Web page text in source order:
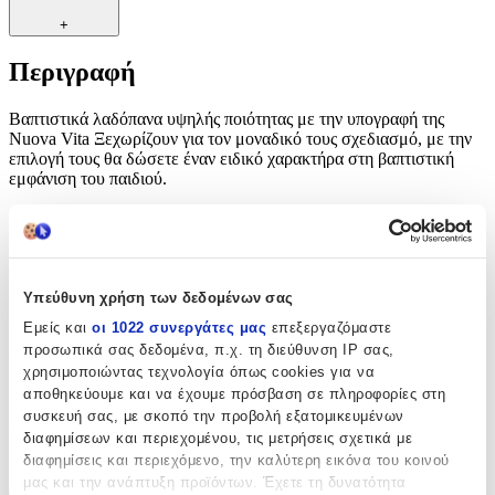
Υπεύθυνη χρήση των δεδομένων σας
Εμείς και οι 1022 συνεργάτες μας επεξεργαζόμαστε
προσωπικά σας δεδομένα, π.χ. τη διεύθυνση IP σας,
χρησιμοποιώντας τεχνολογία όπως cookies για να
αποθηκεύουμε και να έχουμε πρόσβαση σε πληροφορίες στη
συσκευή σας, με σκοπό την προβολή εξατομικευμένων
διαφημίσεων και περιεχομένου, τις μετρήσεις σχετικά με
διαφημίσεις και περιεχόμενο, την καλύτερη εικόνα του κοινού
μας και την ανάπτυξη προϊόντων. Έχετε τη δυνατότητα
+
Περιγραφή
Βαπτιστικά λαδόπανα υψηλής ποιότητας με την υπογραφή της
Nuova Vita Ξεχωρίζουν για τον μοναδικό τους σχεδιασμό, με την
επιλογή τους θα δώσετε έναν ειδικό χαρακτήρα στη βαπτιστική
εμφάνιση του παιδιού.
Χαρακτηριστικά
Αγόρι
Ζωάκια:
Ναι
Χρώμα:
Εκρού